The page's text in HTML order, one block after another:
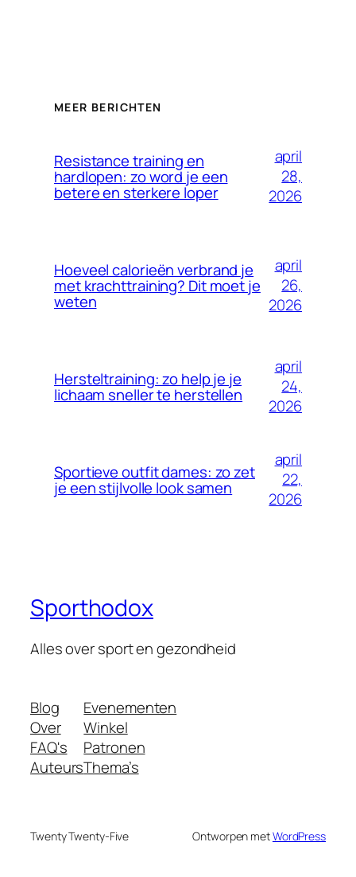
MEER BERICHTEN
Resistance training en
hardlopen: zo word je een
betere en sterkere loper
april
28,
2026
Hoeveel calorieën verbrand je
met krachttraining? Dit moet je
weten
april
26,
2026
Hersteltraining: zo help je je
lichaam sneller te herstellen
april
24,
2026
Sportieve outfit dames: zo zet
je een stijlvolle look samen
april
22,
2026
Sporthodox
Alles over sport en gezondheid
Blog
Over
FAQ's
Auteurs
Evenementen
Winkel
Patronen
Thema’s
Twenty Twenty-Five Ontworpen metWordPress